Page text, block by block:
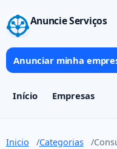
Anuncie Serviços
Início Empresas
Anunciar minha
Inicio Categorias